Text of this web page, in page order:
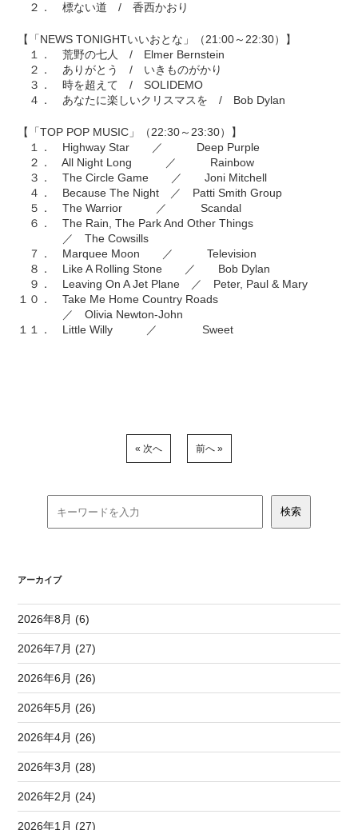
２． 標ない道 / 香西かおり
【「NEWS TONIGHTいいおとな」（21:00～22:30）】
１． 荒野の七人 / Elmer Bernstein
２． ありがとう / いきものがかり
３． 時を超えて / SOLIDEMO
４． あなたに楽しいクリスマスを / Bob Dylan
【「TOP POP MUSIC」（22:30～23:30）】
１． Highway Star ／ Deep Purple
２． All Night Long ／ Rainbow
３． The Circle Game ／ Joni Mitchell
４． Because The Night ／ Patti Smith Group
５． The Warrior ／ Scandal
６． The Rain, The Park And Other Things
／ The Cowsills
７． Marquee Moon ／ Television
８． Like A Rolling Stone ／ Bob Dylan
９． Leaving On A Jet Plane ／ Peter, Paul & Mary
１０． Take Me Home Country Roads
／ Olivia Newton-John
１１． Little Willy ／ Sweet
« 次へ 前へ »
アーカイブ
2026年8月 (6)
2026年7月 (27)
2026年6月 (26)
2026年5月 (26)
2026年4月 (26)
2026年3月 (28)
2026年2月 (24)
2026年1月 (27)